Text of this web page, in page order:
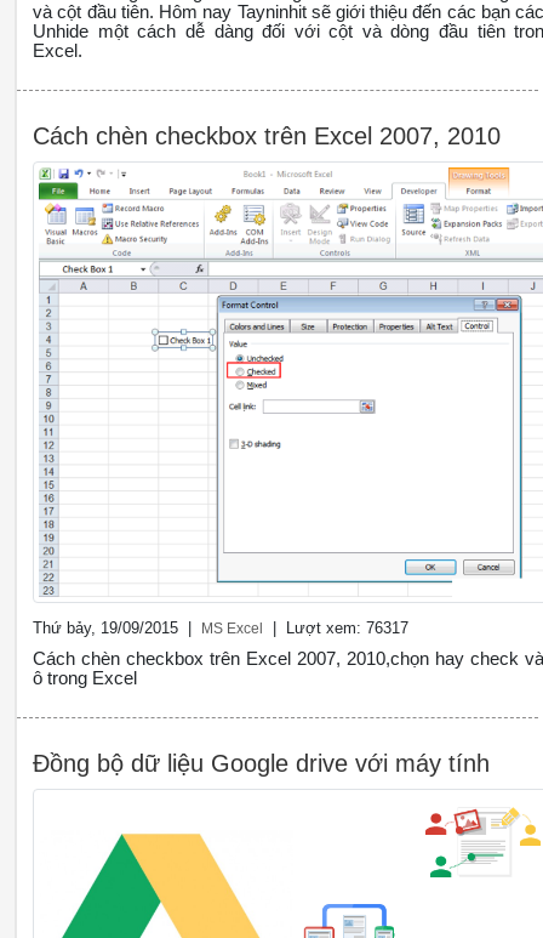
và cột đầu tiên. Hôm nay Tayninhit sẽ giới thiệu đến các bạn
Unhide một cách dễ dàng đối với cột và dòng đầu tiên
Excel.
Cách chèn checkbox trên Excel 2007, 2010
Thứ bảy, 19/09/2015 | MS Excel | Lượt xem: 76317
Cách chèn checkbox trên Excel 2007, 2010,chọn hay check
ô trong Excel
Đồng bộ dữ liệu Google drive với máy tính